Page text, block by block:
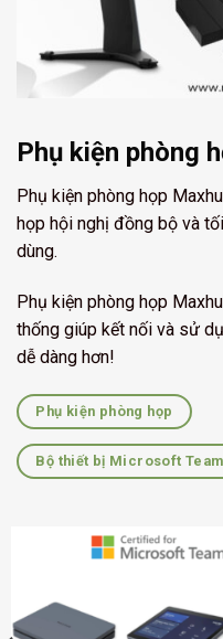
Phụ kiện phòng
Phụ kiện phòng họp
họp hội nghị đồng bộ và
dùng.
Phụ kiện phòng họp
thống giúp kết nối và sử
dễ dàng hơn!
Phụ kiện phòng họp
Bộ thiết bị Microsoft